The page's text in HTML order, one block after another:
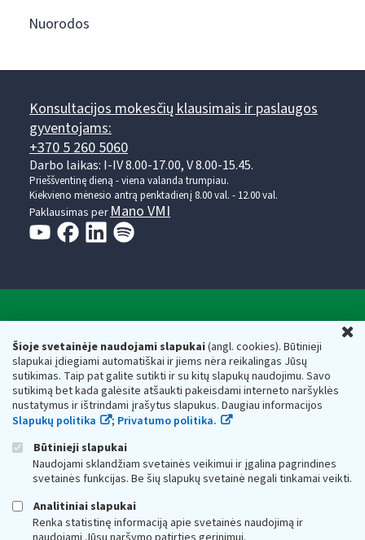
Šioje svetainėje naudojami slapukai(angl. cookies). Būtinieji
slapukai įdiegiami automatiškai ir jiems nėra reikalingas Jūsų
sutikimas. Taip pat galite sutikti ir su kitų slapukų naudojimu. Savo
sutikimą bet kada galėsite atšaukti pakeisdami interneto naršyklės
nustatymus ir ištrindami įrašytus slapukus. Daugiau informacijos
Slapukų politika
; Privatumo politika.
Būtinieji slapukai
Naudojami sklandžiam svetainės veikimui ir įgalina pagrindines
svetainės funkcijas. Be šių slapukų svetainė negali tinkamai veikti.
Analitiniai slapukai
Renka statistinę informaciją apie svetainės naudojimą ir
Nuorodos
Konsultacijos mokesčių klausimais ir paslaugos
gyventojams:
+370 5 260 5060
Darbo laikas: I-IV 8.00-17.00, V 8.00-15.45.
Prieššventinę dieną - viena valanda trumpiau.
Kiekvieno mėnesio antrą penktadienį 8.00 val. - 12.00 val.
Paklausimas per Mano VMI
Respublikos finansų ministerijos
Biudžetinė įstaiga. Juridinio asmens kodas — 188659752,
adresas: Vasario 16-osios g. 14, 01107 Vilnius, Lietuva, el.paštas:
vmi@vmi.lt, E. pristatymo dėžutės adresas 188659752
Duomenys apie Valstybinę mokesčių inspekciją prie Lietuvos
Respublikos finansų ministerijos kaupiami ir saugomi Juridinių